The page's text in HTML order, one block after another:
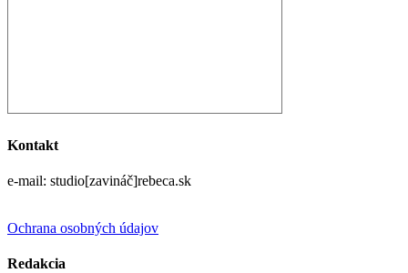
Kontakt
e-mail: studio[zavináč]rebeca.sk
Ochrana osobných údajov
Redakcia